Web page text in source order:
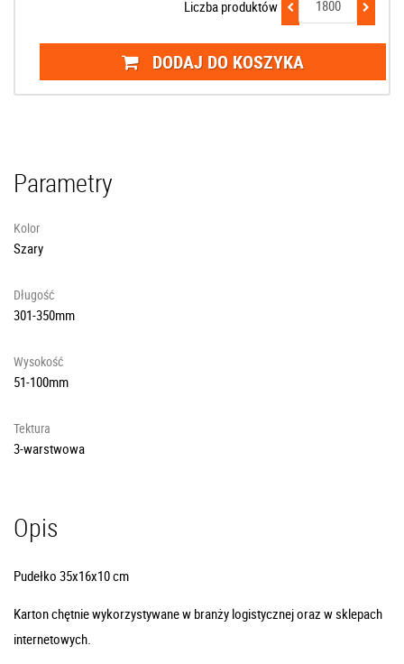
Liczba produktów
DODAJ DO KOSZYKA
Parametry
Kolor
Szary
Długość
301-350mm
Wysokość
51-100mm
Tektura
3-warstwowa
Opis
Pudełko 35x16x10 cm
Karton chętnie wykorzystywane w branży logistycznej oraz w sklepach
internetowych.